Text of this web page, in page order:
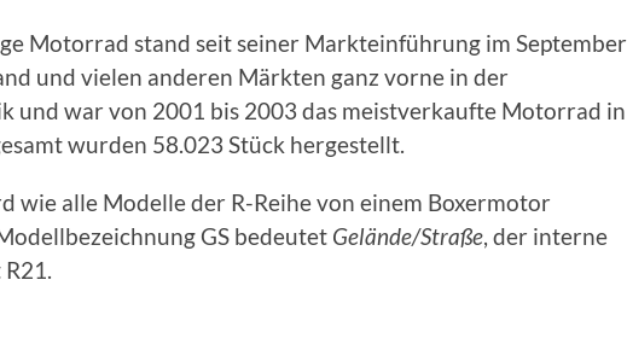
Motorrad stand seit seiner Markteinführung im September
und vielen anderen Märkten ganz vorne in der
und war von 2001 bis 2003 das meistverkaufte Motorrad in
wurden 58.023 Stück hergestellt.
wie alle Modelle der R-Reihe von einem Boxermotor
GS bedeutet Gelände/Straße , der interne